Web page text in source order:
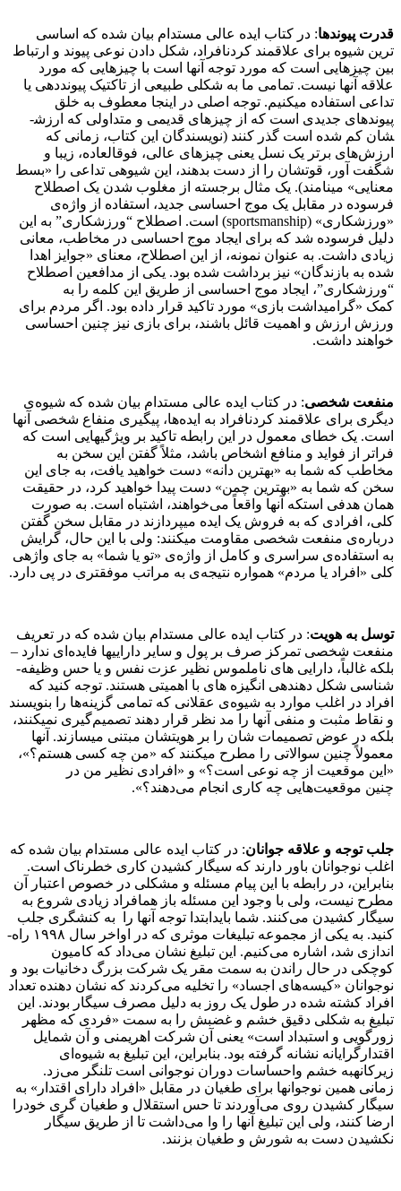
قدرت پیوندها: در کتاب ایده عالی مستدام بیان شده که اساسی
ترین شیوه برای علاقمند کردنافراد، شکل دادن نوعی پیوند و ارتباط
بین چیزهایی است که مورد توجه آن­ها است با چیزهایی که مورد
علاقه آنها نیست. تمامی ما به شکلی طبیعی از تاکتیک پیونددهی یا
تداعی استفاده می­کنیم. توجه اصلی در اینجا معطوف به خلق
پیوندهای جدیدی است که از چیزهای قدیمی و متداولی که ارزش­
شان کم شده است گذر کنند (نویسندگان این کتاب، زمانی که
ارزش‌­های برتر یک نسل یعنی چیزهای عالی، فوق­العاده، زیبا و
شگفت­ آور، قوت­شان را از دست بدهند، این شیوه­ی تداعی را «بسط
معنایی» می­نامند). یک مثال برجسته از مغلوب شدن یک اصطلاح
فرسوده در مقابل یک موج احساسی جدید، استفاده از واژه­‌ی
«ورزشکاری» (sportsmanship) است. اصطلاح “ورزشکاری” به این
دلیل فرسوده شد که برای ایجاد موج احساسی در مخاطب، معانی
زیادی داشت. به عنوان نمونه، از این اصطلاح، معنای «جوایز اهدا
شده به بازندگان» نیز برداشت شده بود. یکی از مدافعین اصطلاح
“ورزشکاری”، ایجاد موج احساسی از طریق این کلمه را به
کمک «گرامیداشت بازی» مورد تاکید قرار داده بود. اگر مردم برای
ورزش ارزش و اهمیت قائل باشند، برای بازی نیز چنین احساسی
خواهند داشت.
منفعت شخصی: در کتاب ایده عالی مستدام بیان شده که شیوه‌­ی
دیگری برای علاقمند کردنافراد به ایده‌­ها، پیگیری منفاع شخصی آن­ها
است. یک خطای معمول در این رابطه تاکید بر ویژگی­هایی است که
فراتر از فواید و منافع اشخاص باشد، مثلاً گفتن این سخن به
مخاطب که شما به «بهترین دانه» دست خواهید یافت، به جای این
سخن که شما به «بهترین چمن» دست پیدا خواهید کرد، در حقیقت
همان هدفی استکه آن­ها واقعاً می­‌خواهند، اشتباه است. به صورت
کلی، افرادی که به فروش یک ایده می­پردازند در مقابل سخن گفتن
درباره­‌ی منفعت شخصی مقاومت می­کنند: ولی با این حال، گرایش
به استفاده­‌ی سراسری و کامل از واژه­‌ی «تو یا شما» به جای واژه­ی
کلی «افراد یا مردم» همواره نتیجه­‌ی به مراتب موفقتری در پی دارد.
توسل به هویت: در کتاب ایده عالی مستدام بیان شده که در تعریف
منفعت شخصی تمرکز صرف بر پول و سایر دارایی­ها فایده‌ای ندارد –
بلکه غالباً، دارایی­ های ناملموس نظیر عزت نفس و یا حس وظیفه­
شناسی شکل­ دهنده­ی انگیزه‌ های با اهمیتی هستند. توجه کنید که
افراد در اغلب موارد به شیوه­‌ی عقلانی که تمامی گزینه‌­ها را بنویسند
و نقاط مثبت و منفی آن­ها را مد نظر قرار دهند تصمیم­‌گیری نمی­کنند،
بلکه در عوض تصمیمات­ شان را بر هویت­شان مبتنی می­سازند. آن­ها
معمولاً چنین سوالاتی را مطرح می­کنند که «من چه کسی هستم؟»،
«این موقعیت از چه نوعی است؟» و «افرادی نظیر من در
چنین موقعیت­‌هایی چه کاری انجام می­‌دهند؟».
جلب توجه و علاقه­‌ جوانان: در کتاب ایده عالی مستدام بیان شده که
اغلب نوجوانان باور دارند که سیگار کشیدن کاری خطرناک است.
بنابراین، در رابطه با این پیام مسئله­ و مشکلی در خصوص اعتبار آن
مطرح نیست، ولی با وجود این مسئله باز همافراد زیادی شروع به
سیگار کشیدن می­‌کنند. شما بایدابتدا توجه آن­ها را به کنش­گری جلب
کنید. به یکی از مجموعه تبلیغات موثری که در اواخر سال ۱۹۹۸ راه‌­
اندازی شد، اشاره می‌کنیم. این تبلیغ نشان­ می‌داد که کامیون
کوچکی در حال راندن به سمت مقر یک شرکت بزرگ دخانیات بود و
نوجوانان «کیسه­‌های اجساد» را تخلیه می­‌کردند که نشان دهنده­ تعداد
افراد کشته شده در طول یک روز به دلیل مصرف سیگار بودند. این
تبلیغ به شکلی دقیق خشم و غضبش را به سمت «فردی که مظهر
زورگویی و استبداد است» یعنی آن شرکت اهریمنی و آن شمایل
اقتدارگرایانه نشانه گرفته بود. بنابراین، این تبلیغ به شیوه‌ای
زیرکانهبه خشم واحساسات دوران نوجوانی است تلنگر می­‌زد.
زمانی همین نوجوان­ها برای طغیان در مقابل «افراد دارای اقتدار» به
سیگار کشیدن روی می­‌آوردند تا حس استقلال و طغیان گری خودرا
ارضا کنند، ولی این تبلیغ آن­ها را وا می‌­داشت تا از طریق سیگار
نکشیدن دست به شورش و طغیان بزنند.